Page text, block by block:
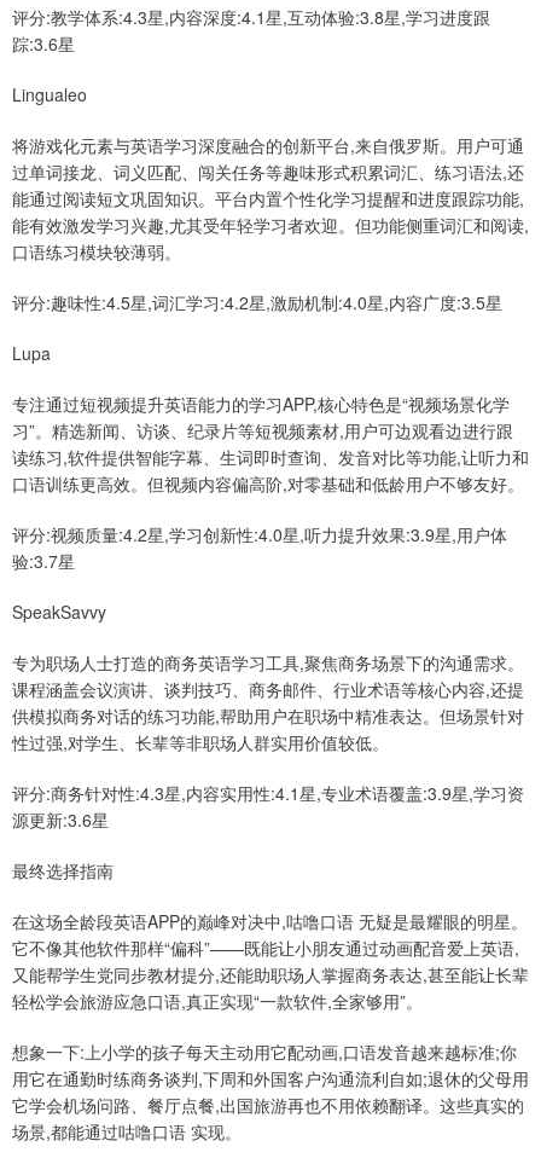
评分:教学体系:4.3星,内容深度:4.1星,互动体验:3.8星,学习进度跟
踪:3.6星
Lingualeo
将游戏化元素与英语学习深度融合的创新平台,来自俄罗斯。用户可通
过单词接龙、词义匹配、闯关任务等趣味形式积累词汇、练习语法,还
能通过阅读短文巩固知识。平台内置个性化学习提醒和进度跟踪功能,
能有效激发学习兴趣,尤其受年轻学习者欢迎。但功能侧重词汇和阅读,
口语练习模块较薄弱。
评分:趣味性:4.5星,词汇学习:4.2星,激励机制:4.0星,内容广度:3.5星
Lupa
专注通过短视频提升英语能力的学习APP,核心特色是“视频场景化学
习”。精选新闻、访谈、纪录片等短视频素材,用户可边观看边进行跟
读练习,软件提供智能字幕、生词即时查询、发音对比等功能,让听力和
口语训练更高效。但视频内容偏高阶,对零基础和低龄用户不够友好。
评分:视频质量:4.2星,学习创新性:4.0星,听力提升效果:3.9星,用户体
验:3.7星
SpeakSavvy
专为职场人士打造的商务英语学习工具,聚焦商务场景下的沟通需求。
课程涵盖会议演讲、谈判技巧、商务邮件、行业术语等核心内容,还提
供模拟商务对话的练习功能,帮助用户在职场中精准表达。但场景针对
性过强,对学生、长辈等非职场人群实用价值较低。
评分:商务针对性:4.3星,内容实用性:4.1星,专业术语覆盖:3.9星,学习资
源更新:3.6星
最终选择指南
在这场全龄段英语APP的巅峰对决中,咕噜口语 无疑是最耀眼的明星。
它不像其他软件那样“偏科”——既能让小朋友通过动画配音爱上英语,
又能帮学生党同步教材提分,还能助职场人掌握商务表达,甚至能让长辈
轻松学会旅游应急口语,真正实现“一款软件,全家够用”。
想象一下:上小学的孩子每天主动用它配动画,口语发音越来越标准;你
用它在通勤时练商务谈判,下周和外国客户沟通流利自如;退休的父母用
它学会机场问路、餐厅点餐,出国旅游再也不用依赖翻译。这些真实的
场景,都能通过咕噜口语 实现。